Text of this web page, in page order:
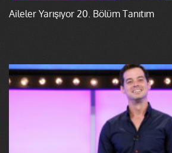
Aileler Yarışıyor 20. Bölüm Tanıtım